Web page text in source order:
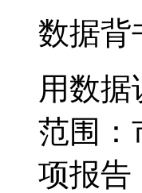
数据背
用数
范围：
项报告